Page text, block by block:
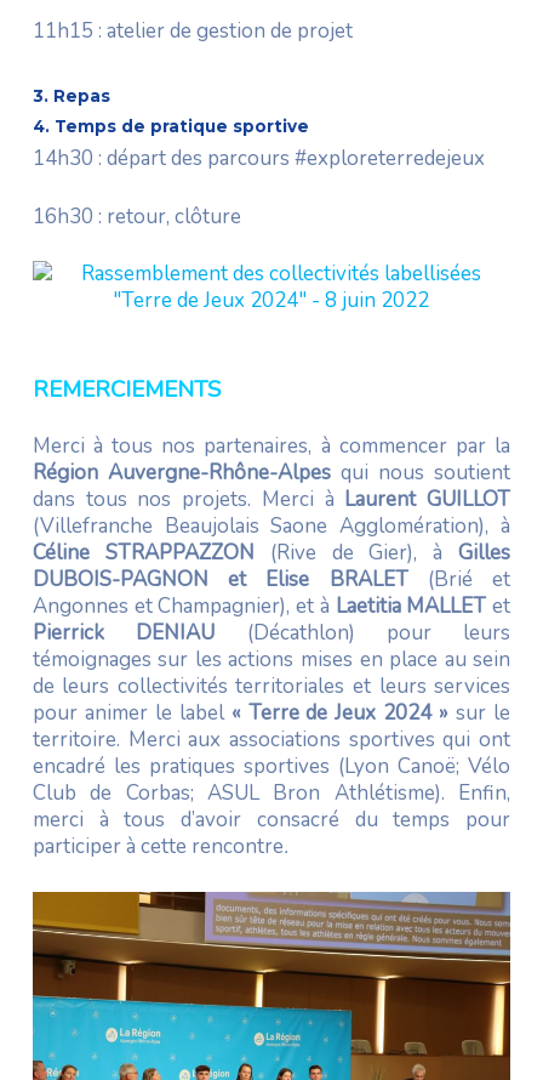
11h15 : atelier de gestion de projet
3. Repas
4. Temps de pratique sportive
14h30 : départ des parcours #exploreterredejeux
16h30 : retour, clôture
REMERCIEMENTS
Merci à tous nos partenaires, à commencer par la
Région Auvergne-Rhône-Alpesqui nous soutient
dans tous nos projets. Merci à Laurent GUILLOT
(Villefranche Beaujolais Saone Agglomération), à
Céline STRAPPAZZON (Rive de Gier), àGilles
DUBOIS-PAGNON et Elise BRALET (Brié et
Angonnes et Champagnier), et à Laetitia MALLETet
Pierrick DENIAU (Décathlon) pour leurs
témoignages sur les actions mises en place au sein
de leurs collectivités territoriales et leurs services
pour animer le label « Terre de Jeux 2024 »sur le
territoire. Merci aux associations sportives qui ont
encadré les pratiques sportives (Lyon Canoë; Vélo
Club de Corbas; ASUL Bron Athlétisme). Enfin,
merci à tous d’avoir consacré du temps pour
participer à cette rencontre.